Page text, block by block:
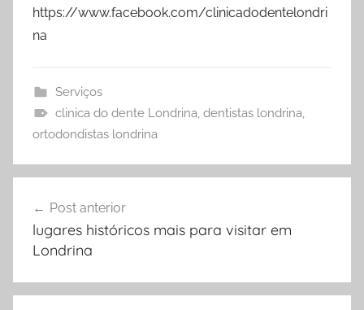
https://www.facebook.com/clinicadodentelondri
na
Serviços
clinica do dente Londrina dentistas londrina
ortodondistas londrina
de
Post
Post anterior
lugares históricos mais para visitar em
Londrina